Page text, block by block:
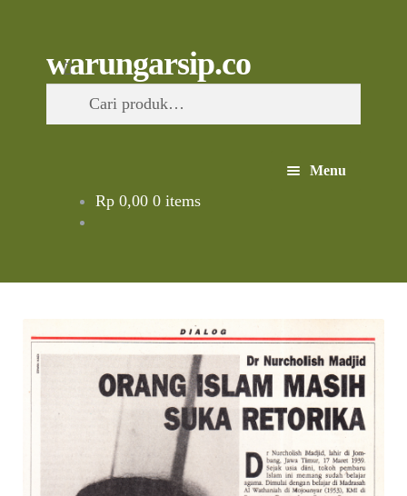
to
navigation
to
content
warungarsip.co
Menu
Suara
Rp0,00 0 items